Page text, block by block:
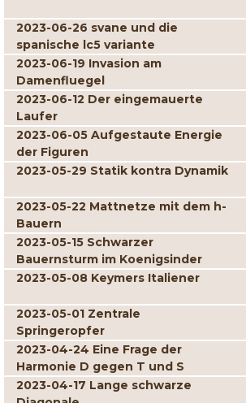
2023-06-26 svane und die
spanische lc5 variante
2023-06-19 Invasion am
Damenfluegel
2023-06-12 Der eingemauerte
Laufer
2023-06-05 Aufgestaute Energie
der Figuren
2023-05-29 Statik kontra Dynamik
2023-05-22 Mattnetze mit dem h-
Bauern
2023-05-15 Schwarzer
Bauernsturm im Koenigsinder
2023-05-08 Keymers Italiener
2023-05-01 Zentrale
Springeropfer
2023-04-24 Eine Frage der
Harmonie D gegen T und S
2023-04-17 Lange schwarze